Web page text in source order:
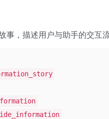
事，描述用户与助手的交互流